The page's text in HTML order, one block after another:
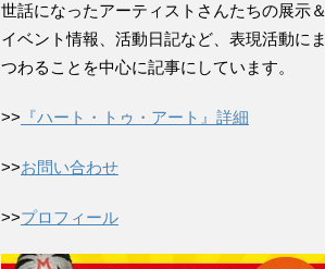
世話になったアーティストさんたちの展示＆
イベント情報、活動日記など、表現活動にま
つわることを中心に記事にしています。
>> 『ハート・トゥ・アート』詳細
>>お問い合わせ
>>プロフィール